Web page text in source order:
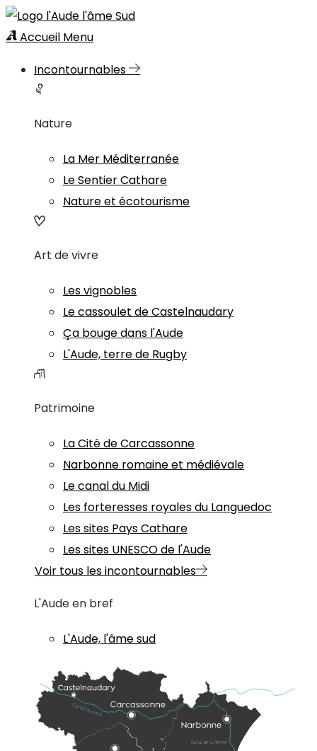
Accueil Menu
Incontournables
Nature
La Mer Méditerranée
Le Sentier Cathare
Nature et écotourisme
Art de vivre
Les vignobles
Le cassoulet de Castelnaudary
Ça bouge dans l'Aude
L'Aude, terre de Rugby
Patrimoine
La Cité de Carcassonne
Narbonne romaine et médiévale
Le canal du Midi
Les forteresses royales du Languedoc
Les sites Pays Cathare
Les sites UNESCO de l'Aude
Voir tous les incontournables
L'Aude en bref
L'Aude, l'âme sud